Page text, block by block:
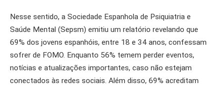
Nesse sentido, a Sociedade Espanhola de Psiquiatria e
Saúde Mental (Sepsm) emitiu um relatório revelando que
69% dos jovens espanhóis, entre 18 e 34 anos, confessam
sofrer de FOMO. Enquanto 56% temem perder eventos,
notícias e atualizações importantes, caso não estejam
conectados às redes sociais. Além disso, 69% acreditam